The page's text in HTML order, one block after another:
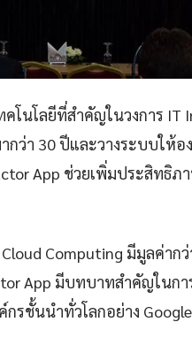
คโนโลยีที่สำคัญในวงการ IT
ว่า 30 ปีและวางระบบให้อ
App ช่วยเพิ่มประสิทธิภ
Computing มีมูลค่าก
App มีบทบาทสำคัญในก
รชั้นนำทั่วโลกอย่าง